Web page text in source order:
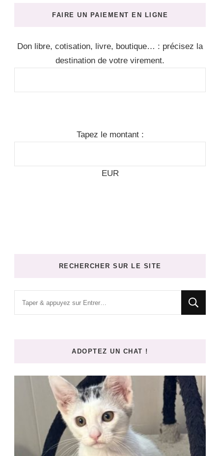
FAIRE UN PAIEMENT EN LIGNE
Don libre, cotisation, livre, boutique… : précisez la
destination de votre virement.
Tapez le montant :
EUR
RECHERCHER SUR LE SITE
ADOPTEZ UN CHAT !